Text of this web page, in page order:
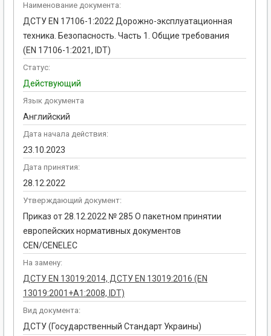
Наименование документа:
ДСТУ EN 17106-1:2022 Дорожно-эксплуатационная
техника. Безопасность. Часть 1. Общие требования
(EN 17106-1:2021, IDT)
Статус:
Действующий
Язык документа
Английский
Дата начала действия:
23.10.2023
Дата принятия:
28.12.2022
Утверждающий документ:
Приказ от 28.12.2022 № 285 О пакетном принятии
европейских нормативных документов
CEN/CENELEC
На замену:
ДСТУ EN 13019:2014, ДСТУ EN 13019:2016 (EN
13019:2001+A1:2008, IDT)
Вид документа:
ДСТУ (Государственный Стандарт Украины)